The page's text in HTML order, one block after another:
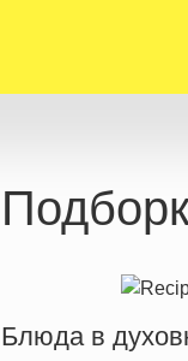
Блюда в